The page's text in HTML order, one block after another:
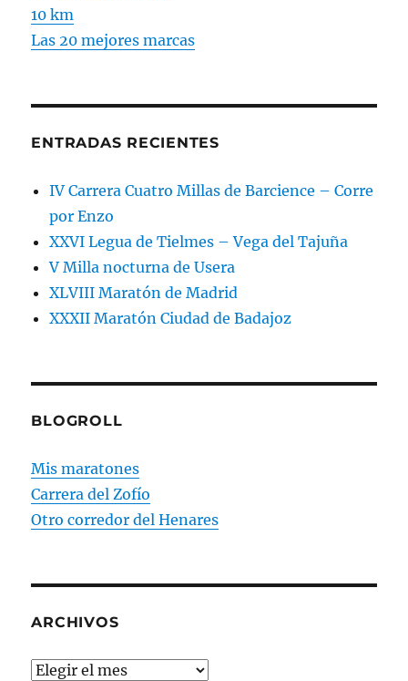
10 km
Las 20 mejores marcas
ENTRADAS RECIENTES
IV Carrera Cuatro Millas de Barcience – Corre
por Enzo
XXVI Legua de Tielmes – Vega del Tajuña
V Milla nocturna de Usera
XLVIII Maratón de Madrid
XXXII Maratón Ciudad de Badajoz
BLOGROLL
Mis maratones
Carrera del Zofío
Otro corredor del Henares
ARCHIVOS
Archivos